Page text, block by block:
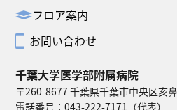
千葉大学医学部附属病院
〒260-8677 千葉県千葉市中央区亥
電話番号：043-222-7171 （代表）
フロア案内
お問い合わせ